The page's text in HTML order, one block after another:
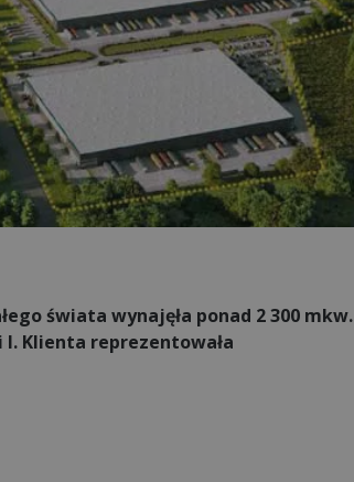
świata wynajęła ponad 2 300 mkw.
Klienta reprezentowała